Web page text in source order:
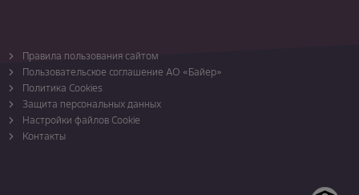
Правила пользования сайтом
Пользовательское соглашение АО «Байер»
Политика Cookies
Защита персональных данных
Настройки файлов Cookie
Контакты